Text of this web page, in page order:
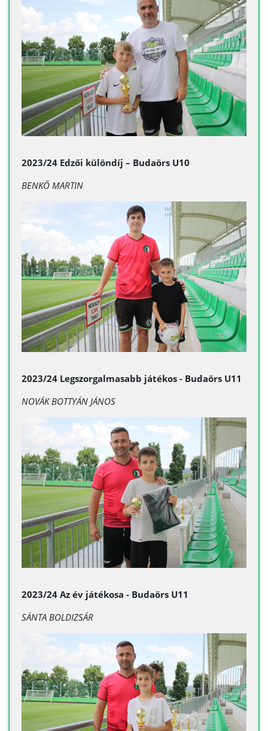
2023/24 Edzői különdíj – Budaörs U10
BENKŐ MARTIN
2023/24 Legszorgalmasabb játékos - Budaörs U11
NOVÁK BOTTYÁN JÁNOS
2023/24 Az év játékosa - Budaörs U11
SÁNTA BOLDIZSÁR